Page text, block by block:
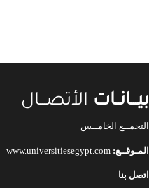
بيـــانــات الأتصـــال
التجمــع الخامــس
المـوقــع: www.universitiesegypt.com
اتصل بنا